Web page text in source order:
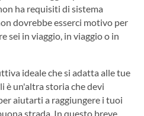
ha requisiti di sistema
dovrebbe esserci motivo per
sei in viaggio, in viaggio o in
ideale che si adatta alle tue
è un'altra storia che devi
aiutarti a raggiungere i tuoi
strada. In questo breve